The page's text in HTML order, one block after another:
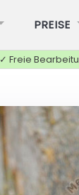
PREISE
✓ Freie